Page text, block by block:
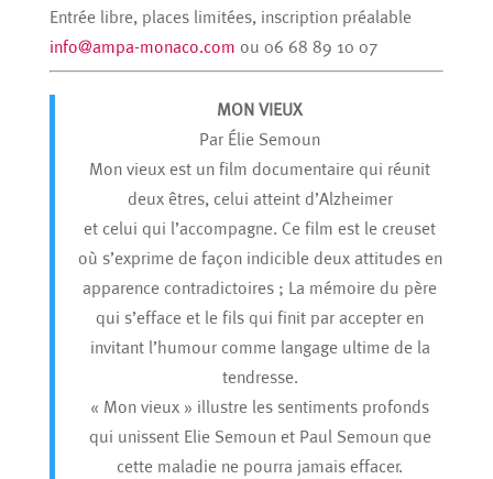
Entrée libre, places limitées, inscription préalable
info@ampa-monaco.com ou 06 68 89 10 07
MON VIEUX
Par Élie Semoun
Mon vieux est un film documentaire qui réunit
deux êtres, celui atteint d’Alzheimer
et celui qui l’accompagne. Ce film est le creuset
où s’exprime de façon indicible deux attitudes en
apparence contradictoires ; La mémoire du père
qui s’efface et le fils qui finit par accepter en
invitant l’humour comme langage ultime de la
tendresse.
« Mon vieux » illustre les sentiments profonds
qui unissent Elie Semoun et Paul Semoun que
cette maladie ne pourra jamais effacer.